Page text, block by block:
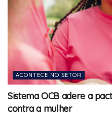
ACONTECE NO SETOR
Sistema OCB adere a
contra a mulher